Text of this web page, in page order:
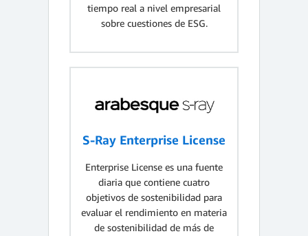
tiempo real a nivel empresarial
sobre cuestiones de ESG.
S-Ray Enterprise License
Enterprise License es una fuente
diaria que contiene cuatro
objetivos de sostenibilidad para
evaluar el rendimiento en materia
de sostenibilidad de más de